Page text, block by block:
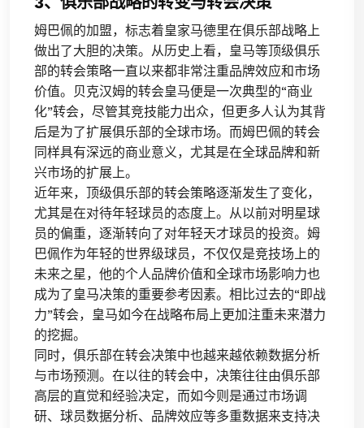
姆巴佩的加盟，标志着皇家马德里在俱乐部战略上
做出了大胆的决策。从历史上看，皇马等顶级俱乐
部的转会策略一直以来都非常注重品牌效应和市场
价值。贝克汉姆的转会皇马便是一次典型的“商业
化”转会，尽管其竞技能力出众，但更多人认为其背
后是为了扩展俱乐部的全球市场。而姆巴佩的转会
同样具有深远的商业意义，尤其是在全球品牌和新
兴市场的扩展上。
近年来，顶级俱乐部的转会策略逐渐发生了变化，
尤其是在对待年轻球员的态度上。从以前对明星球
员的偏重，逐渐转向了对年轻天才球员的投资。姆
巴佩作为年轻的世界级球员，不仅仅是竞技场上的
未来之星，他的个人品牌价值和全球市场影响力也
成为了皇马决策的重要参考因素。相比过去的“即战
力”转会，皇马如今在战略布局上更加注重未来潜力
的挖掘。
同时，俱乐部在转会决策中也越来越依赖数据分析
与市场预测。在以往的转会中，决策往往由俱乐部
高层的直觉和经验决定，而如今则是通过市场调
研、球员数据分析、品牌效应等多重数据来支持决